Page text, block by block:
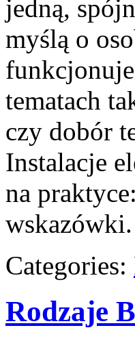
jedną,
myślą o
tematach
czy dobór
Instalacje
na
Categories:
Rodzaje